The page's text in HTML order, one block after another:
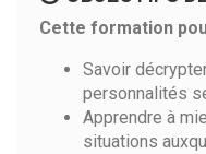
Cette formation
Savoir
personnalités
Apprendre à
situations